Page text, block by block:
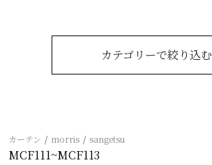
カテゴリーで絞り込む
カーテン morris sangetsu
MCF111~MCF113